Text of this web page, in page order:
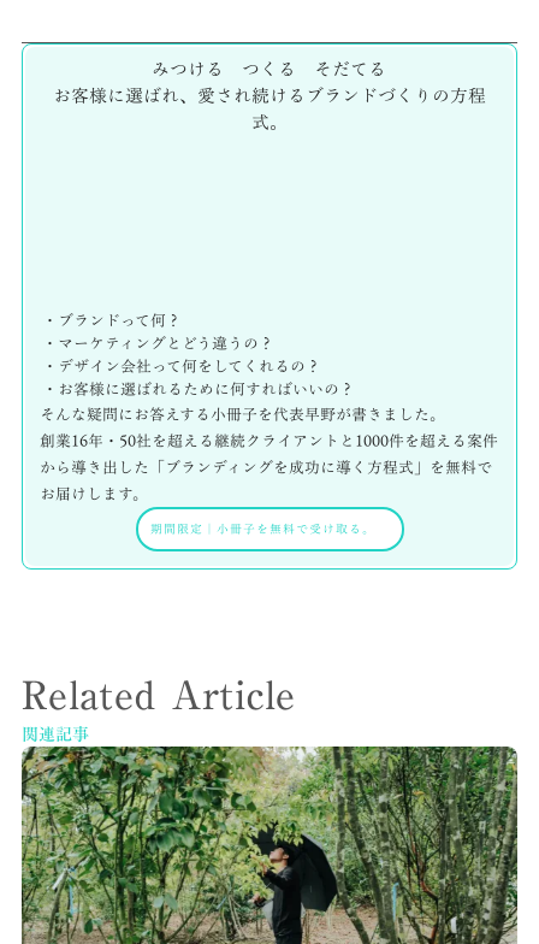
みつける つくる そだてる
お客様に選ばれ、愛され続けるブランドづくりの方程
式。
・ブランドって何？
・マーケティングとどう違うの？
・デザイン会社って何をしてくれるの？
・お客様に選ばれるために何すればいいの？
そんな疑問にお答えする小冊子を代表早野が書きました。
創業16年・50社を超える継続クライアントと1000件を超える案件
から導き出した「ブランディングを成功に導く方程式」を無料で
お届けします。
期間限定 ｜ 小冊子を無料で受け取る。
Related Article
関連記事